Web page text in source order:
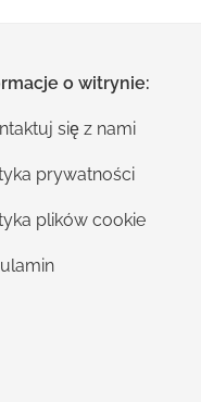
o witrynie:
się z nami
prywatności
plików cookie